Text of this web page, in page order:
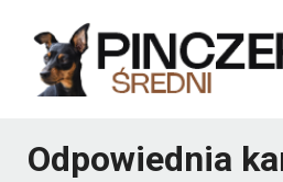
treści
Odpowiednia